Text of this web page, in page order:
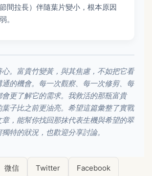
節間拉長）伴隨葉片變小，根本原因
。
。富貴竹變黃，與其焦慮，不如把它看
的機會。每一次觀察、每一次修剪、每
會更了解它的需求。我救活的那瓶富貴
子比之前更油亮。希望這篇彙整了實戰
，能幫你找回那抹代表生機與希望的翠
特的狀況，也歡迎分享討論。
微信 Twitter Facebook